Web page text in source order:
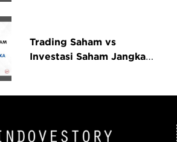
Trading Saham vs
Investasi Saham Jangka